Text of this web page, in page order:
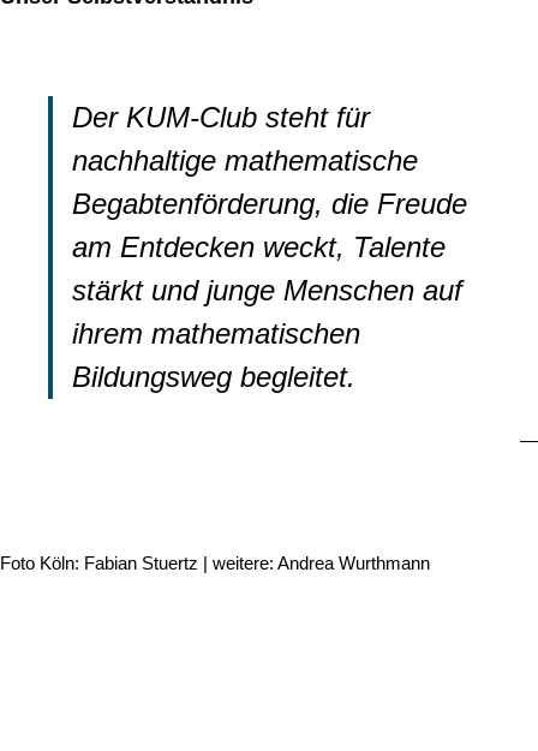
Der KUM-Club steht für
nachhaltige mathematische
Begabtenförderung, die Freude
am Entdecken weckt, Talente
stärkt und junge Menschen auf
ihrem mathematischen
Bildungsweg begleitet.
Foto Köln: Fabian Stuertz | weitere: Andrea Wurthmann